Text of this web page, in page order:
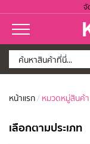
จั
หน้าแรก / หมวดหมู่สินค้า
เลือกตามประเภท